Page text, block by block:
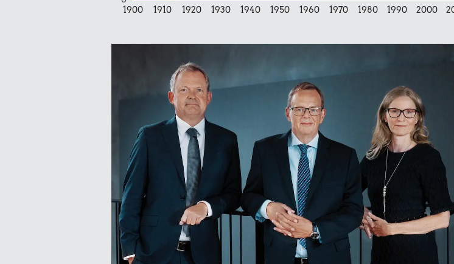
1900 1910 1920 1930 1940 1950 1960 1970 1980 1990 2000